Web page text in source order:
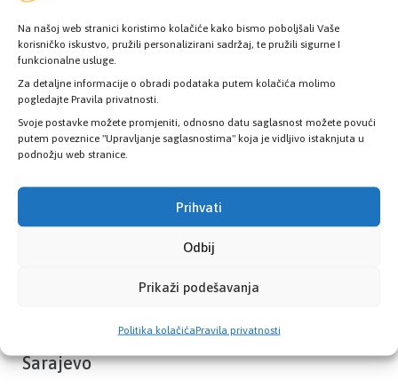
Na našoj web stranici koristimo kolačiće kako bismo poboljšali Vaše
korisničko iskustvo, pružili personalizirani sadržaj, te pružili sigurne I
funkcionalne usluge.
Za detaljne informacije o obradi podataka putem kolačića molimo
pogledajte Pravila privatnosti.
Svoje postavke možete promjeniti, odnosno datu saglasnost možete povući
putem poveznice "Upravljanje saglasnostima" koja je vidljivo istaknjuta u
podnožju web stranice.
Prihvati
Odbij
Prikaži podešavanja
Politika kolačićaPravila privatnosti
Provjerite status vaše elektronske
zdravstvene kartice
PROVJERITE STATUS
Zavod zdravstvenog osiguranja Kantona
Sarajevo